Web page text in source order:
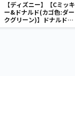
【ディズニー】【Cミッキ
ー&ドナルド(カゴ色:ダー
クグリーン)】ドナルドダ
ック ミニメッシュカゴ